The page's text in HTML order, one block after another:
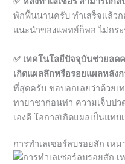
✅ เทคโนโลยีปัจจุบันช่วยลด
เกิดแผลลึกหรือรอยแผลหลัง
ทายาชาก่อนทำ ความเจ็บปว
เองดี โอกาสเกิดแผลเป็นแท
การทำเลเซอร์ลบรอยสัก เหม
อยากบอกให้ชัดเลยว่า การเล
ครับ